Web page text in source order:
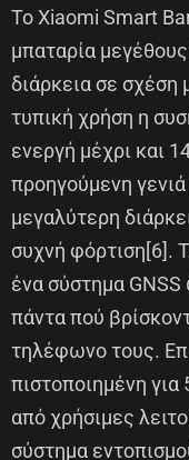
Το Xiaomi Smart
μπαταρία
διάρκεια σε σχέση
τυπική χρήση η
ενεργή μέχρι και
προηγούμενη
μεγαλύτερη
συχνή φόρτιση[6].
ένα σύστημα
πάντα πού
τηλέφωνο τους.
πιστοποιημένη για
από χρήσιμες
σύστημα